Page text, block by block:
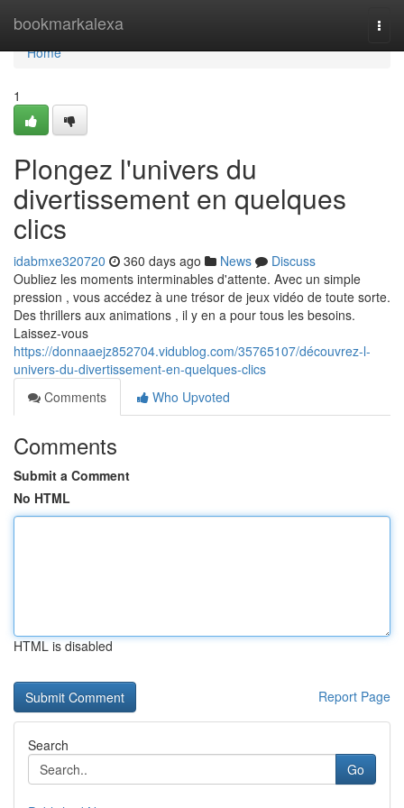
bookmarkalexa
Home
Home
1
Plongez l'univers du
divertissement en quelques
clics
idabmxe320720 360 days ago News
Discuss
Oubliez les moments interminables d'attente. Avec un simple
pression , vous accédez à une trésor de jeux vidéo de toute sorte.
Des thrillers aux animations , il y en a pour tous les besoins.
Laissez-vous
https://donnaaejz852704.vidublog.com/35765107/découvrez-l-
univers-du-divertissement-en-quelques-clics
Comments
Who Upvoted
Comments
Submit a Comment
No HTML
HTML is disabled
Report Page
Search
Go